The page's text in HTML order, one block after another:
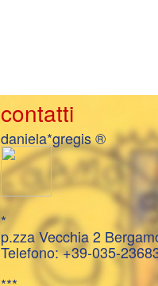
contatti
daniela*gregis ®
*
p.zza Vecchia 2
Telefono: +39-035-